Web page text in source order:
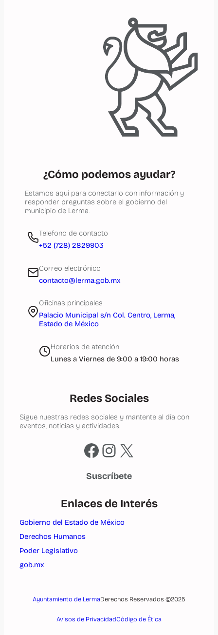
¿Cómo podemos ayudar?
Estamos aquí para conectarlo con información y
responder preguntas sobre el gobierno del
municipio de Lerma.
Telefono de contacto
+52 (728) 2829903
Correo electrónico
contacto@lerma.gob.mx
Oficinas principales
Palacio Municipal s/n Col. Centro, Lerma,
Estado de México
Horarios de atención
Lunes a Viernes de 9:00 a 19:00 horas
Redes Sociales
Sigue nuestras redes sociales y mantente al día con
eventos, noticias y actividades.
Facebook Instagram X
Suscríbete
Enlaces de Interés
Gobierno del Estado de México
Derechos Humanos
Poder Legislativo
gob.mx
Ayuntamiento de LermaDerechos Reservados ©2025
Avisos de PrivacidadCódigo de Ética